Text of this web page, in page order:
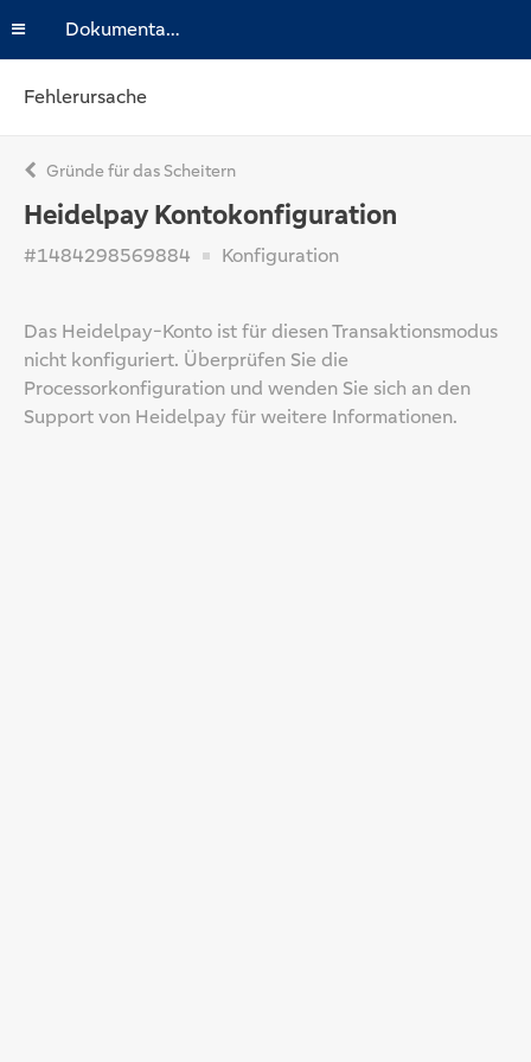
Dokumentation
Fehlerursache
Gründe für das Scheitern
Heidelpay Kontokonfiguration
#1484298569884 Konfiguration
Das Heidelpay-Konto ist für diesen Transaktionsmodus
nicht konfiguriert. Überprüfen Sie die
Processorkonfiguration und wenden Sie sich an den
Support von Heidelpay für weitere Informationen.